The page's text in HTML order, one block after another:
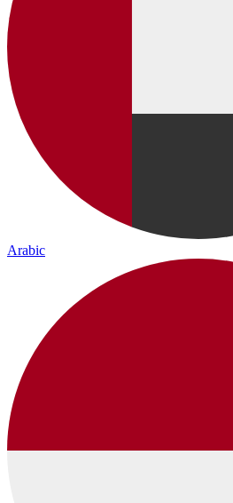
Arabic